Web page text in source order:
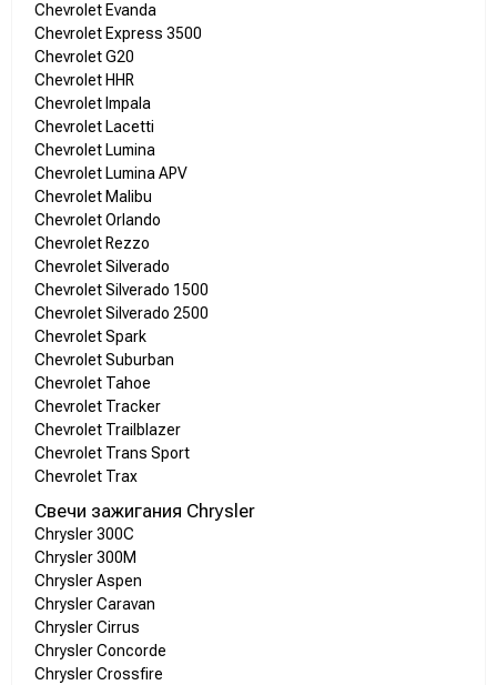
Chevrolet Evanda
Chevrolet Express 3500
Chevrolet G20
Chevrolet HHR
Chevrolet Impala
Chevrolet Lacetti
Chevrolet Lumina
Chevrolet Lumina APV
Chevrolet Malibu
Chevrolet Orlando
Chevrolet Rezzo
Chevrolet Silverado
Chevrolet Silverado 1500
Chevrolet Silverado 2500
Chevrolet Spark
Chevrolet Suburban
Chevrolet Tahoe
Chevrolet Tracker
Chevrolet Trailblazer
Chevrolet Trans Sport
Chevrolet Trax
Свечи зажигания Chrysler
Chrysler 300C
Chrysler 300M
Chrysler Aspen
Chrysler Caravan
Chrysler Cirrus
Chrysler Concorde
Chrysler Crossfire